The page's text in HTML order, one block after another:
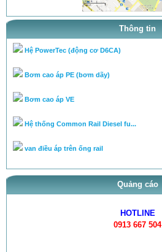
Thông tin
Chuyên cân chỉnh bơm béc theo...
Quảng cáo
HOTLINE
0913 667 504